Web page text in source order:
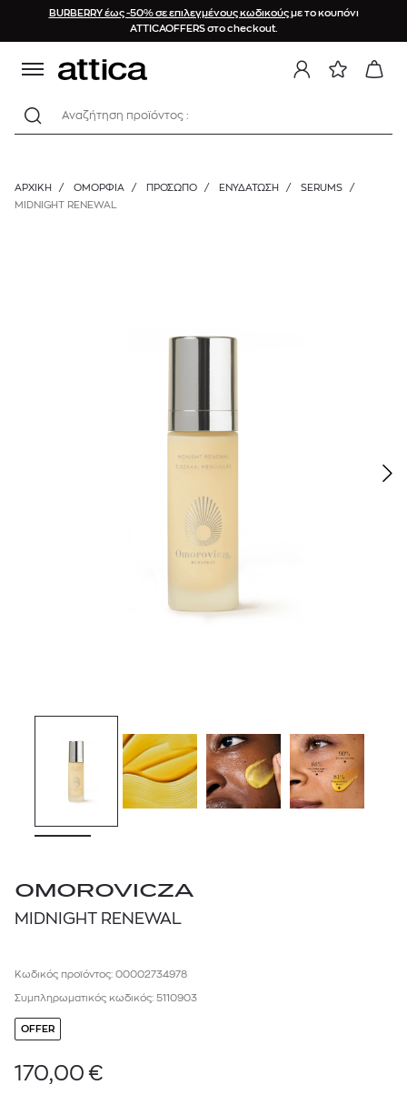
BURBERRY έως -50% σε επιλεγμένους κωδικούςμε το κουπόνι
ATTICAOFFERS στο checkout.
Αναζήτηση προϊόντος :
ΑΡΧΙΚΉ / ΟΜΟΡΦΙΑ / ΠΡΟΣΩΠΟ / ΕΝΥΔΆΤΩΣΗ / SERUMS
/
MIDNIGHT RENEWAL
OMOROVICZA
MIDNIGHT RENEWAL
Κωδικός προϊόντος: 00002734978
Συμπληρωματικός κωδικός: 5110903
OFFER
170,00 €